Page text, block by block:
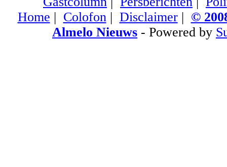
Home | Colofon| Disclaimer| ©
Almelo Nieuws - Powered by